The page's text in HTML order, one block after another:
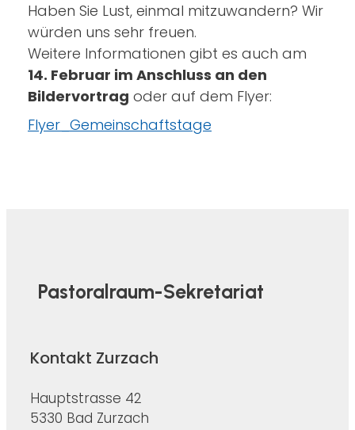
Haben Sie Lust, einmal mitzuwandern? Wir
würden uns sehr freuen.
Weitere Informationen gibt es auch am
14. Februar im Anschluss an den
Bildervortrag oder auf dem Flyer:
Flyer_Gemeinschaftstage
Pastoralraum-Sekretariat
Kontakt Zurzach
Hauptstrasse 42
5330 Bad Zurzach